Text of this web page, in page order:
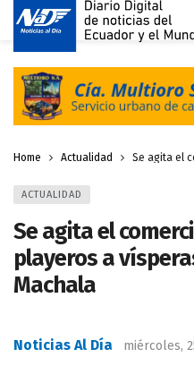
Home Actualidad Se agita el
ACTUALIDAD
Se agita el
playeros a
Machala
Noticias Al Día miércoles,